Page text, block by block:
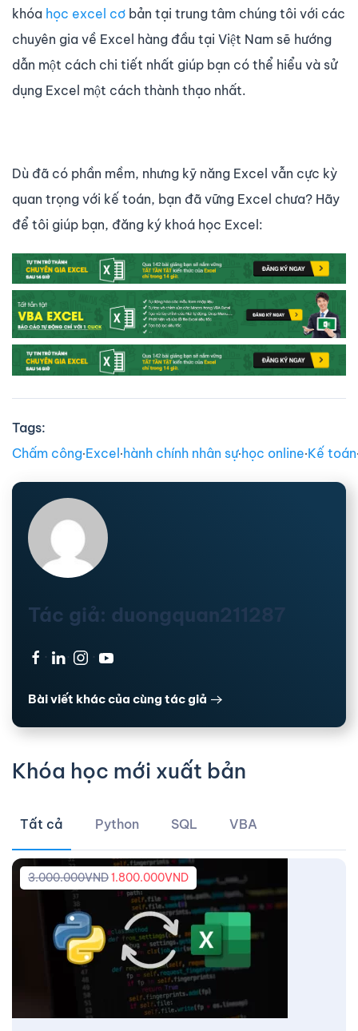
khóa học excel cơ bản tại trung tâm chúng tôi với các
chuyên gia về Excel hàng đầu tại Việt Nam sẽ hướng
dẫn một cách chi tiết nhất giúp bạn có thể hiểu và sử
dụng Excel một cách thành thạo nhất.
Dù đã có phần mềm, nhưng kỹ năng Excel vẫn cực kỳ
quan trọng với kế toán, bạn đã vững Excel chưa? Hãy
để tôi giúp bạn, đăng ký khoá học Excel:
Tags:
Chấm công∙Excel∙hành chính nhân sự∙học online∙Kế toán
Tác giả: duongquan211287
· · ·
Bài viết khác của cùng tác giả
Khóa học mới xuất bản
Tất cả Python SQL VBA
3.000.000VND1.800.000VND